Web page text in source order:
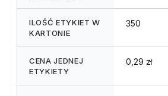
ILOŚĆ ETYKIET W
KARTONIE
350
CENA JEDNEJ
ETYKIETY
0,29 zł